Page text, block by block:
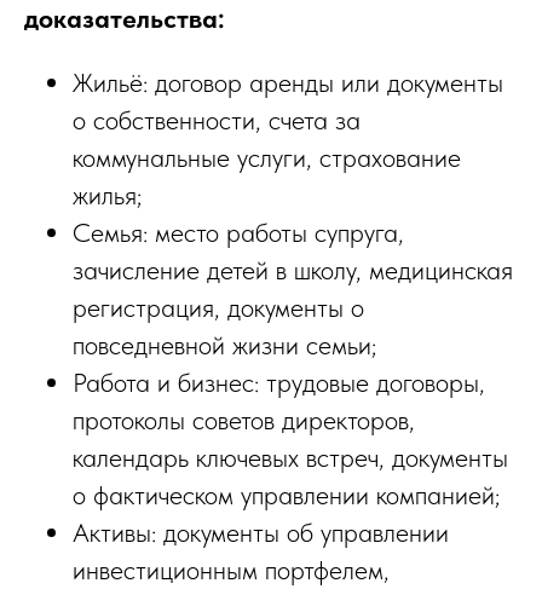
доказательства:
Жильё: договор аренды или документы
о собственности, счета за
коммунальные услуги, страхование
жилья;
Семья: место работы супруга,
зачисление детей в школу, медицинская
регистрация, документы о
повседневной жизни семьи;
Работа и бизнес: трудовые договоры,
протоколы советов директоров,
календарь ключевых встреч, документы
о фактическом управлении компанией;
Активы: документы об управлении
инвестиционным портфелем,